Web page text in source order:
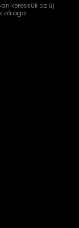
keressük az új
záloga.